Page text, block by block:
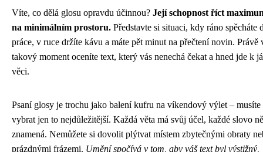
Víte, co dělá glosu opravdu účinnou? Její schopnost říct
na minimálním prostoru. Představte si situaci, kdy ráno spěcháte
práce, v ruce držíte kávu a máte pět minut na přečtení novin. Právě
takový moment oceníte text, který vás nenechá čekat a hned jde k
věci.
Psaní glosy je trochu jako balení kufru na víkendový výlet – musíte
vybrat jen to nejdůležitější. Každá věta má svůj účel, každé slovo
znamená. Nemůžete si dovolit plýtvat místem zbytečnými obraty
prázdnými frázemi. Umění spočívá v tom, aby váš text byl výstižný,